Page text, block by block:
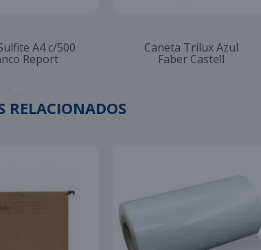
A4 c/500
Report
Caneta Trilux Azul
Faber Castell
RELACIONADOS